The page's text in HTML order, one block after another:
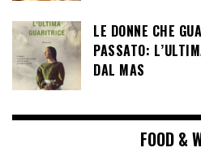
LE DONNE CHE
PASSATO:
DAL MAS
FOOD &